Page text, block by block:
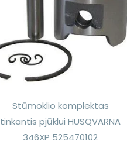
Stūmoklio komplektas
tinkantis pjūklui HUSQVARNA
346XP 525470102